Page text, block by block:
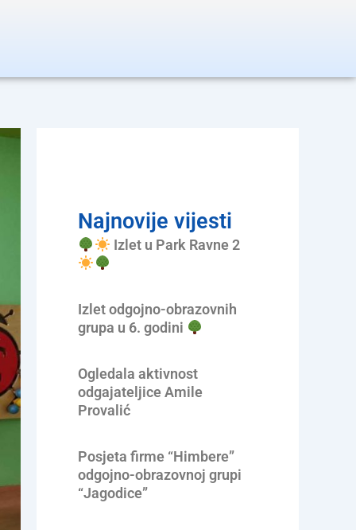
Najnovije vijesti
Izlet u Park Ravne 2
Izlet odgojno-obrazovnih
grupa u 6. godini
Ogledala aktivnost
odgajateljice Amile
Provalić
Posjeta firme “Himbere”
odgojno-obrazovnoj grupi
“Jagodice”